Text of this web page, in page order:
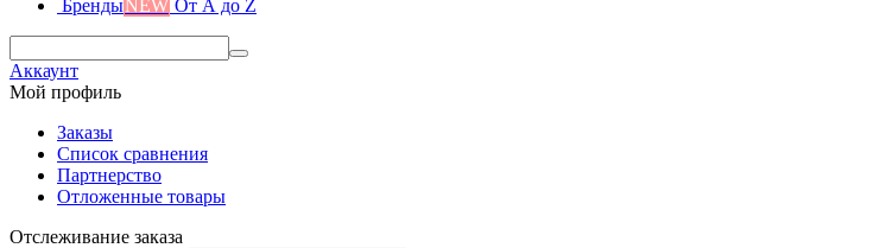
БрендыNEW От А до Z
Аккаунт
Мой профиль
Заказы
Список сравнения
Партнерство
Отложенные товары
Отслеживание заказа